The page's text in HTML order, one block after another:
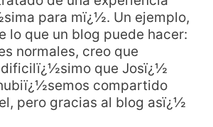
para mï¿½. Un ejemplo,
lo que un blog puede hacer:
normales, creo que
dificilï¿½simo que Josï¿½
compartido
pero gracias al blog asï¿½